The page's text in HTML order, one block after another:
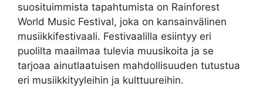
suosituimmista tapahtumista on Rainforest
World Music Festival, joka on kansainvälinen
musiikkifestivaali. Festivaalilla esiintyy eri
puolilta maailmaa tulevia muusikoita ja se
tarjoaa ainutlaatuisen mahdollisuuden tutustua
eri musiikkityyleihin ja kulttuureihin.